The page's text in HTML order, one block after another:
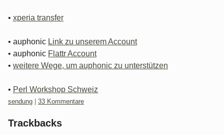
• xperia transfer
• auphonic Link zu unserem Account
• auphonic Flattr Account
• weitere Wege, um auphonic zu unterstützen
• Perl Workshop Schweiz
Kategorien:
sendung 33 Kommentare
Trackbacks